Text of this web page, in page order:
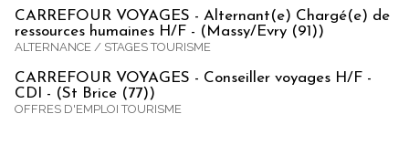
CARREFOUR VOYAGES - Alternant(e) Chargé(e) de
ressources humaines H/F - (Massy/Evry (91))
ALTERNANCE / STAGES TOURISME
CARREFOUR VOYAGES - Conseiller voyages H/F -
CDI - (St Brice (77))
OFFRES D'EMPLOI TOURISME